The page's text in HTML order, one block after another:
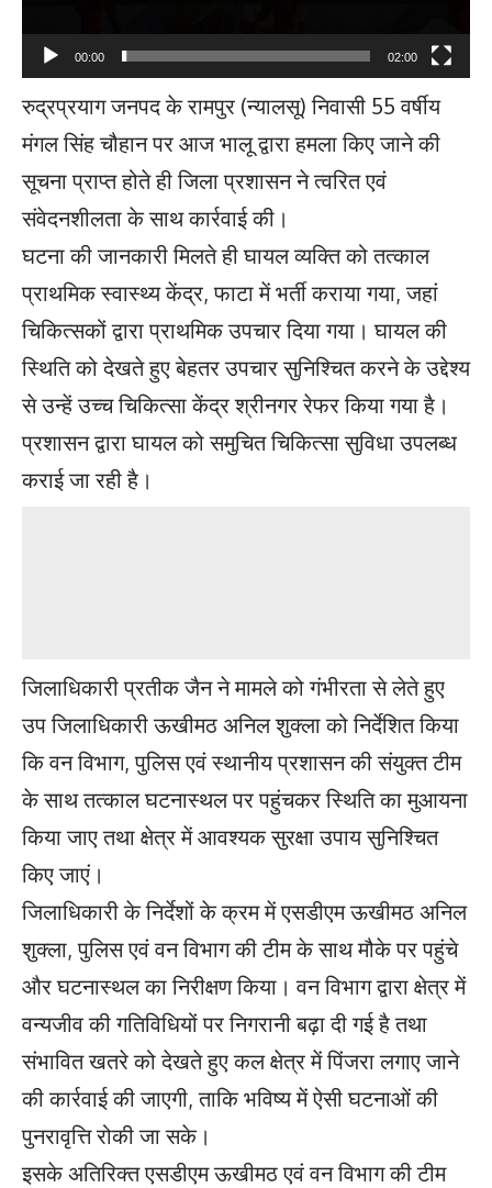
00:00 02:00
रुद्रप्रयाग जनपद के रामपुर (न्यालसू) निवासी 55 वर्षीय
मंगल सिंह चौहान पर आज भालू द्वारा हमला किए जाने की
सूचना प्राप्त होते ही जिला प्रशासन ने त्वरित एवं
संवेदनशीलता के साथ कार्रवाई की।
घटना की जानकारी मिलते ही घायल व्यक्ति को तत्काल
प्राथमिक स्वास्थ्य केंद्र, फाटा में भर्ती कराया गया, जहां
चिकित्सकों द्वारा प्राथमिक उपचार दिया गया। घायल की
स्थिति को देखते हुए बेहतर उपचार सुनिश्चित करने के उद्देश्य
से उन्हें उच्च चिकित्सा केंद्र श्रीनगर रेफर किया गया है।
प्रशासन द्वारा घायल को समुचित चिकित्सा सुविधा उपलब्ध
कराई जा रही है।
जिलाधिकारी प्रतीक जैन ने मामले को गंभीरता से लेते हुए
उप जिलाधिकारी ऊखीमठ अनिल शुक्ला को निर्देशित किया
कि वन विभाग, पुलिस एवं स्थानीय प्रशासन की संयुक्त टीम
के साथ तत्काल घटनास्थल पर पहुंचकर स्थिति का मुआयना
किया जाए तथा क्षेत्र में आवश्यक सुरक्षा उपाय सुनिश्चित
किए जाएं।
जिलाधिकारी के निर्देशों के क्रम में एसडीएम ऊखीमठ अनिल
शुक्ला, पुलिस एवं वन विभाग की टीम के साथ मौके पर पहुंचे
और घटनास्थल का निरीक्षण किया। वन विभाग द्वारा क्षेत्र में
वन्यजीव की गतिविधियों पर निगरानी बढ़ा दी गई है तथा
संभावित खतरे को देखते हुए कल क्षेत्र में पिंजरा लगाए जाने
की कार्रवाई की जाएगी, ताकि भविष्य में ऐसी घटनाओं की
पुनरावृत्ति रोकी जा सके।
इसके अतिरिक्त एसडीएम ऊखीमठ एवं वन विभाग की टीम